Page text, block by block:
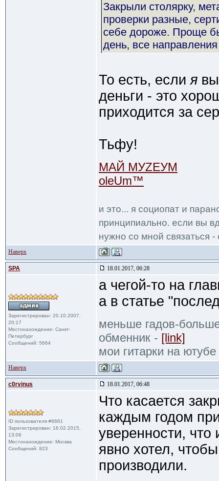
Закрыли столярку,
проверки разные,
себе дороже. Проще
день, все
То есть, если я
деньги - это
приходится за
Тьфу!
МАЙ МУZЕУМ
oleUm™
и это... я социопат и
принципиально. если вы
нужно со мной связаться
Наверх
SPA 18.01.2017, 06:28
Зарегистрирован: 20.10.2007,
20:17
Местонахождение: Санкт-
Петербург
Сообщений: 5664
а чегой-то на
а в статье
меньше гадов-
обменник - [link]
мои гитарки на
Наверх
c0rvinus 18.01.2017, 06:48
ID пользователя #6661
Зарегистрирован: 16.02.2015,
13:06
Местонахождение: Москва
Сообщений: 823
Что касается
каждым годом
уверенности, что
явно хотел,
производили.